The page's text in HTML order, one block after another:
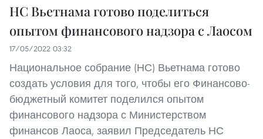
НС Вьетнама готово поделиться
опытом финансового надзора с Лаосом
17/05/2022 03:32
Национальное собрание (НС) Вьетнама готово
создать условия для того, чтобы его Финансово-
бюджетный комитет поделился опытом
финансового надзора с Министерством
финансов Лаоса, заявил Председатель НС